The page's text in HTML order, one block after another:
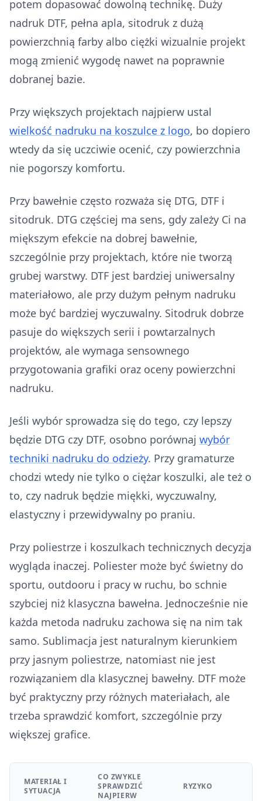
potem dopasować dowolną technikę. Duży
nadruk DTF, pełna apla, sitodruk z dużą
powierzchnią farby albo ciężki wizualnie projekt
mogą zmienić wygodę nawet na poprawnie
dobranej bazie.
Przy większych projektach najpierw ustal
wielkość nadruku na koszulce z logo, bo dopiero
wtedy da się uczciwie ocenić, czy powierzchnia
nie pogorszy komfortu.
Przy bawełnie często rozważa się DTG, DTF i
sitodruk. DTG częściej ma sens, gdy zależy Ci na
miększym efekcie na dobrej bawełnie,
szczególnie przy projektach, które nie tworzą
grubej warstwy. DTF jest bardziej uniwersalny
materiałowo, ale przy dużym pełnym nadruku
może być bardziej wyczuwalny. Sitodruk dobrze
pasuje do większych serii i powtarzalnych
projektów, ale wymaga sensownego
przygotowania grafiki oraz oceny powierzchni
nadruku.
Jeśli wybór sprowadza się do tego, czy lepszy
będzie DTG czy DTF, osobno porównaj wybór
techniki nadruku do odzieży. Przy gramaturze
chodzi wtedy nie tylko o ciężar koszulki, ale też o
to, czy nadruk będzie miękki, wyczuwalny,
elastyczny i przewidywalny po praniu.
Przy poliestrze i koszulkach technicznych decyzja
wygląda inaczej. Poliester może być świetny do
sportu, outdooru i pracy w ruchu, bo schnie
szybciej niż klasyczna bawełna. Jednocześnie nie
każda metoda nadruku zachowa się na nim tak
samo. Sublimacja jest naturalnym kierunkiem
przy jasnym poliestrze, natomiast nie jest
rozwiązaniem dla klasycznej bawełny. DTF może
być praktyczny przy różnych materiałach, ale
trzeba sprawdzić komfort, szczególnie przy
większej grafice.
MATERIAŁ I
SYTUACJA
CO ZWYKLE
SPRAWDZIĆ
NAJPIERW
RYZYKO